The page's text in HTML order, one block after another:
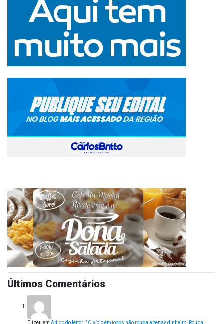
Últimos Comentários
Elizeu em Artigo do leitor: ” O vício em jogos não rouba apenas dinheiro. Rouba